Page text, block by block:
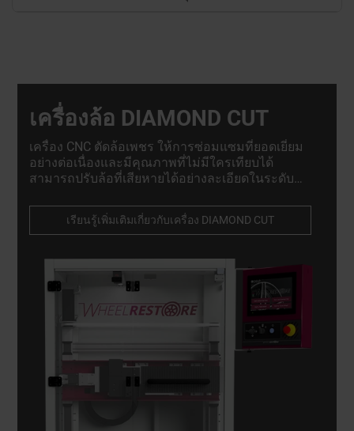
เครื่องล้อ DIAMOND CUT
เครื่อง CNC ตัดล้อเพชร ให้การซ่อมแซมที่ยอดเยี่ยม
อย่างต่อเนื่องและมีคุณภาพที่ไม่มีใครเทียบได้
สามารถปรับล้อที่เสียหายได้อย่างละเอียดในระดับ
โครงสร้าง.
เรียนรู้เพิ่มเติมเกี่ยวกับเครื่อง DIAMOND CUT